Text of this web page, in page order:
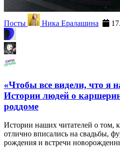
Посты Ника Ералашина
«Чтобы все видели, что я
Истории людей о
роддоме
Истории наших читателей о том,
отлично вписались на свадьбы,
рождения и встречи